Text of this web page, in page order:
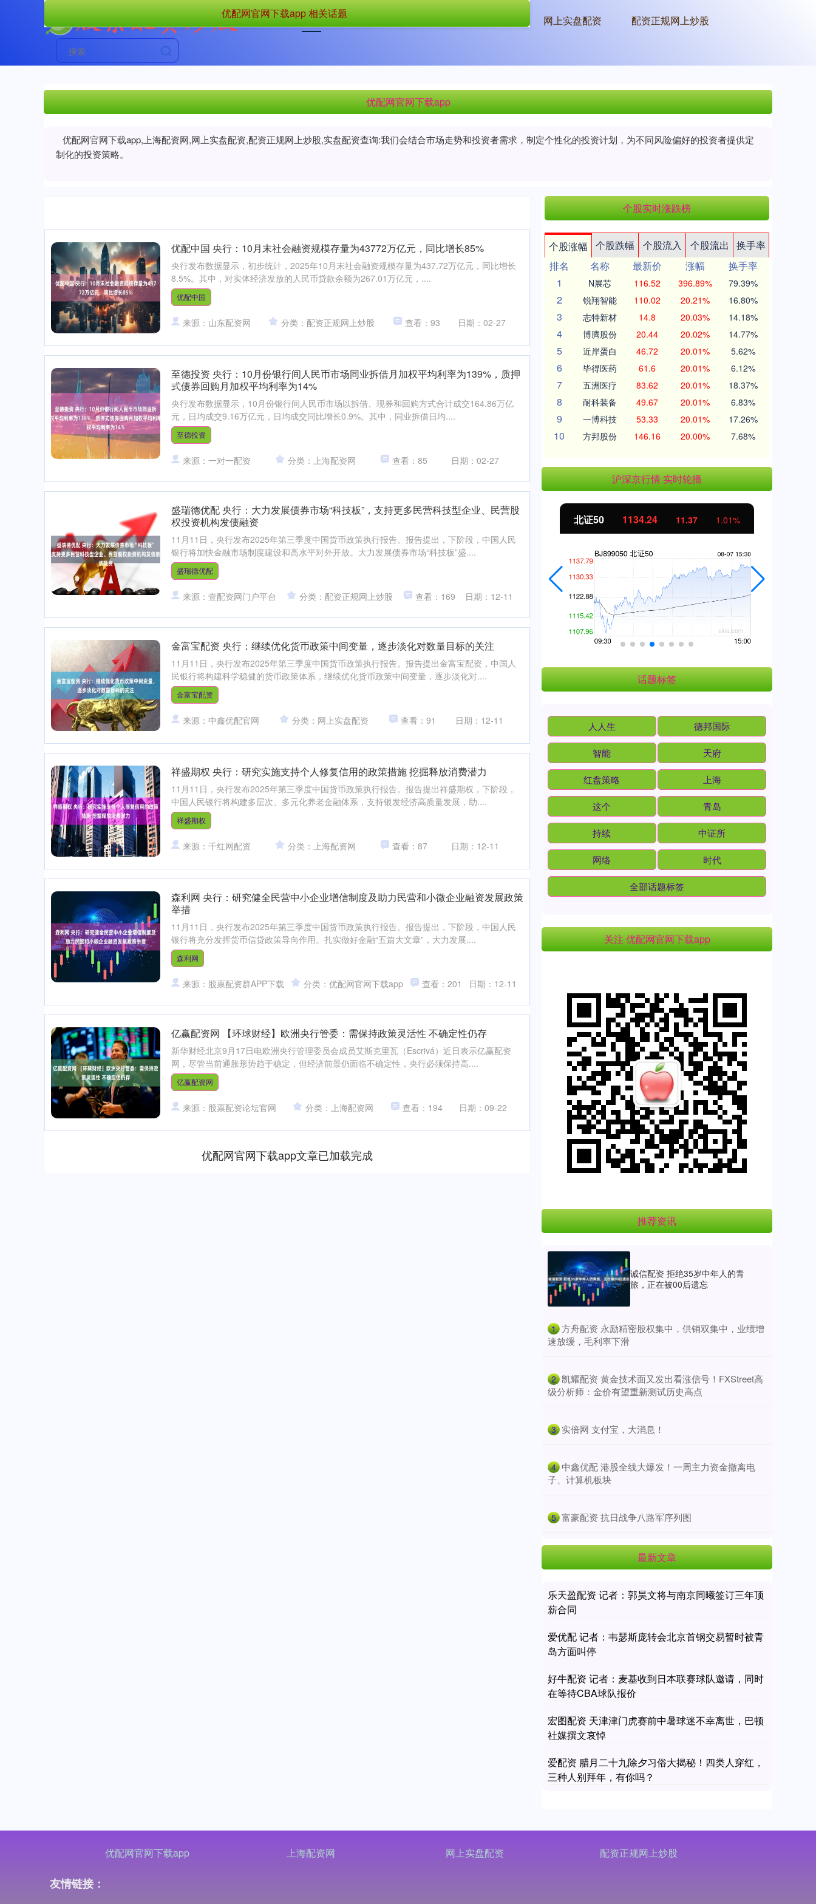
首页 优配网官网下载app 上海配资网 网上实盘配资 配资正规网上炒股
优配网官网下载app
优配网官网下载app,上海配资网,网上实盘配资,配资正规网上炒股,实盘配资查询:我们会结合市场走势和投资者需求，制定个性化的投资计划，为不同风险偏好的投资者提供定
制化的投资策略。
优配网官网下载app 相关话题
优配中国 央行：10月末社会融资规模存量为43772万亿元，同比增长85%
央行发布数据显示，初步统计，2025年10月末社会融资规模存量为437.72万亿元，同比增长
8.5%。其中，对实体经济发放的人民币贷款余额为267.01万亿元，....
优配中国
来源：山东配资网 分类：配资正规网上炒股 查看：93 日期：02-27
至德投资 央行：10月份银行间人民币市场同业拆借月加权平均利率为139%，质押
式债券回购月加权平均利率为14%
央行发布数据显示，10月份银行间人民币市场以拆借、现券和回购方式合计成交164.86万亿
元，日均成交9.16万亿元，日均成交同比增长0.9%。其中，同业拆借日均....
至德投资
来源：一对一配资 分类：上海配资网 查看：85 日期：02-27
盛瑞德优配 央行：大力发展债券市场“科技板”，支持更多民营科技型企业、民营股
权投资机构发债融资
11月11日，央行发布2025年第三季度中国货币政策执行报告。报告提出，下阶段，中国人民
银行将加快金融市场制度建设和高水平对外开放。大力发展债券市场“科技板”盛....
盛瑞德优配
来源：壹配资网门户平台 分类：配资正规网上炒股 查看：169 日期：12-11
金富宝配资 央行：继续优化货币政策中间变量，逐步淡化对数量目标的关注
11月11日，央行发布2025年第三季度中国货币政策执行报告。报告提出金富宝配资，中国人
民银行将构建科学稳健的货币政策体系，继续优化货币政策中间变量，逐步淡化对....
金富宝配资
来源：中鑫优配官网 分类：网上实盘配资 查看：91 日期：12-11
祥盛期权 央行：研究实施支持个人修复信用的政策措施 挖掘释放消费潜力
11月11日，央行发布2025年第三季度中国货币政策执行报告。报告提出祥盛期权，下阶段，
中国人民银行将构建多层次、多元化养老金融体系，支持银发经济高质量发展，助....
祥盛期权
来源：千红网配资 分类：上海配资网 查看：87 日期：12-11
森利网 央行：研究健全民营中小企业增信制度及助力民营和小微企业融资发展政策
举措
11月11日，央行发布2025年第三季度中国货币政策执行报告。报告提出，下阶段，中国人民
银行将充分发挥货币信贷政策导向作用。扎实做好金融“五篇大文章”，大力发展....
森利网
来源：股票配资群APP下载 分类：优配网官网下载app 查看：201 日期：12-11
亿赢配资网 【环球财经】欧洲央行管委：需保持政策灵活性 不确定性仍存
新华财经北京9月17日电欧洲央行管理委员会成员艾斯克里瓦（Escrivá）近日表示亿赢配资
网，尽管当前通胀形势趋于稳定，但经济前景仍面临不确定性，央行必须保持高....
亿赢配资网
来源：股票配资论坛官网 分类：上海配资网 查看：194 日期：09-22
优配网官网下载app文章已加载完成
个股实时涨跌榜
个股涨幅 个股跌幅 个股流入 个股流出
换手率
排名
名称 最新价 涨幅
换手率
1
N展芯 116.52 396.89% 79.39%
2 锐翔智能 110.02 20.21% 16.80%
3 志特新材 14.8 20.03% 14.18%
4 博腾股份 20.44 20.02% 14.77%
5 近岸蛋白 46.72 20.01% 5.62%
6 毕得医药 61.6 20.01% 6.12%
7 五洲医疗 83.62 20.01% 18.37%
8 耐科装备 49.67 20.01% 6.83%
9 一博科技 53.33 20.01% 17.26%
10 方邦股份 146.16 20.00% 7.68%
沪深京行情 实时轮播
1.42% 沪深300 4694.44 北证50 1134.24 1.01% 创业板指 3563.12
话题标签
人人生 德邦国际
智能 天府
红盘策略 上海
这个 青岛
持续 中证所
网络 时代
全部话题标签
关注 优配网官网下载app
推荐资讯
诚信配资 拒绝35岁中年人的青
旅，正在被00后遗忘
1 ​方舟配资 永励精密股权集中，供销双集中，业绩增
速放缓，毛利率下滑
2 ​凯耀配资 黄金技术面又发出看涨信号！FXStreet高
级分析师：金价有望重新测试历史高点
3 ​实倍网 支付宝，大消息！
4 ​中鑫优配 港股全线大爆发！一周主力资金撤离电
子、计算机板块
5 ​富豪配资 抗日战争八路军序列图
最新文章
乐天盈配资 记者：郭昊文将与南京同曦签订三年顶
薪合同
爱优配 记者：韦瑟斯庞转会北京首钢交易暂时被青
岛方面叫停
好牛配资 记者：麦基收到日本联赛球队邀请，同时
在等待CBA球队报价
宏图配资 天津津门虎赛前中暑球迷不幸离世，巴顿
社媒撰文哀悼
爱配资 腊月二十九除夕习俗大揭秘！四类人穿红，
三种人别拜年，有你吗？
优配网官网下载app 上海配资网 网上实盘配资 配资正规网上炒股
友情链接：